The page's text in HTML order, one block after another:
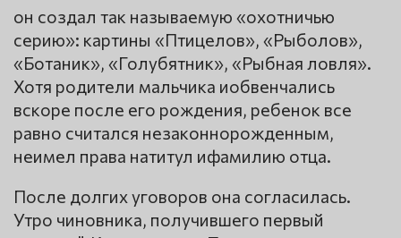
он создал так называемую «охотничью
серию»: картины «Птицелов», «Рыболов»,
«Ботаник», «Голубятник», «Рыбная ловля».
Хотя родители мальчика иобвенчались
вскоре после его рождения, ребенок все
равно считался незаконнорожденным,
неимел права натитул ифамилию отца.
После долгих уговоров она согласилась.
Утро чиновника, получившего первый